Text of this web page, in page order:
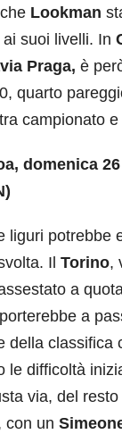
Lookman
suoi livelli. In
Praga, è
quarto
campionato e
domenica
liguri potrebbe
Il Torino,
a
a
della classifica
le difficoltà
via, del
con un